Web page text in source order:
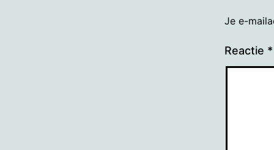
Je e-
Reactie *